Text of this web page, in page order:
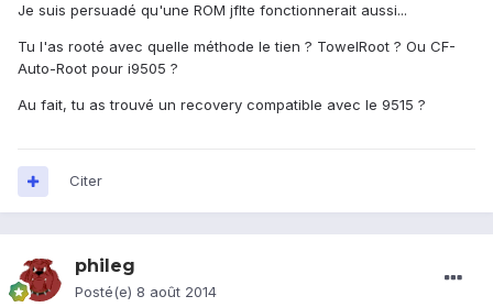
Je suis persuadé qu'une ROM jflte fonctionnerait aussi...
Tu l'as rooté avec quelle méthode le tien ? TowelRoot ? Ou CF-
Auto-Root pour i9505 ?
Au fait, tu as trouvé un recovery compatible avec le 9515 ?
Citer
phileg
Posté(e) 8 août 2014